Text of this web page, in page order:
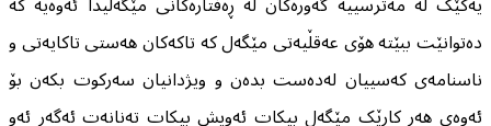
دەتوانێت ببێتە هۆی عەقڵیەتی مێگەل کە تاکەکان هەستی تاکایەتی و
ناسنامەی کەسییان لەدەست بدەن و ویژدانیان سەرکوت بکەن بۆ
ئەوەی هەر کارێک مێگەل بیکات ئەویش بیکات تەنانەت ئەگەر ئەو